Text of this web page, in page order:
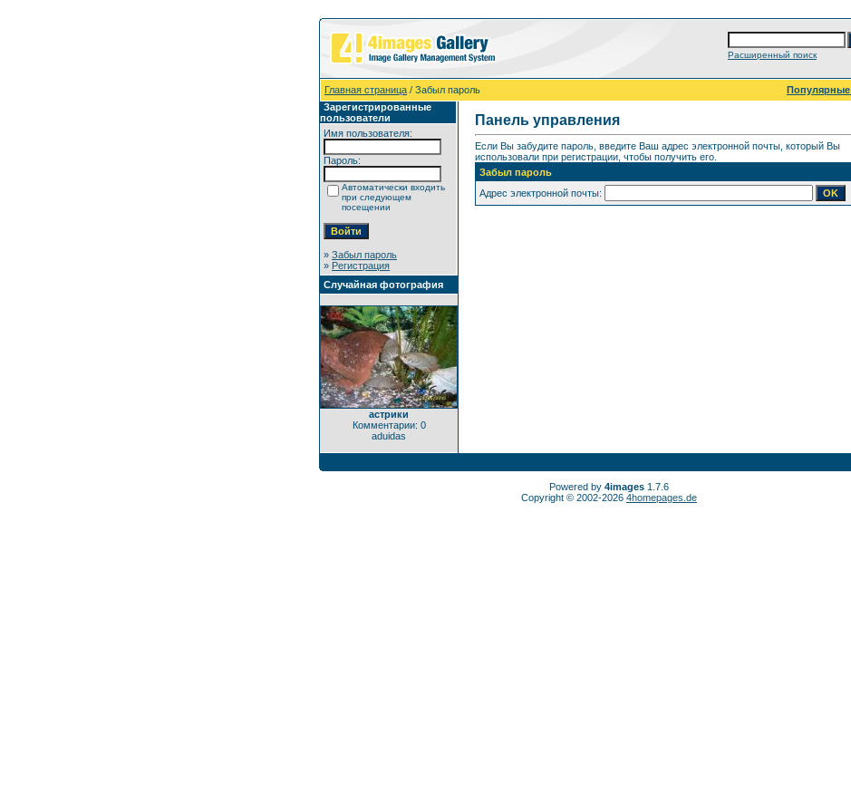
Расширенный поиск
Главная страница / Забыл пароль Популярные
Зарегистрированные
пользователи
Имя пользователя:
Пароль:
Автоматически входить
при следующем
посещении
» Забыл пароль
» Регистрация
Случайная фотография
астрики
Комментарии: 0
aduidas
Панель управления
Если Вы забудите пароль, введите Ваш адрес электронной почты, который Вы
использовали при регистрации, чтобы получить его.
Забыл пароль
Адрес электронной почты:
Powered by 4images 1.7.6
Copyright © 2002-2026 4homepages.de